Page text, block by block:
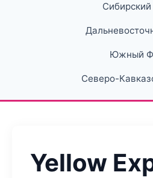
Южный
Северо-
Yellow